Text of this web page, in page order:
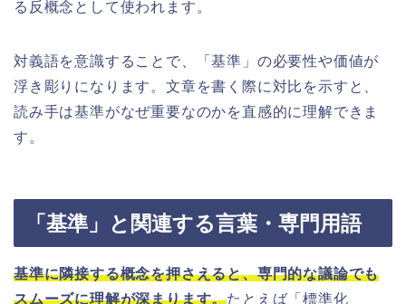
る反概念として使われます。
対義語を意識することで、「基準」の必要性や価値が
浮き彫りになります。文章を書く際に対比を示すと、
読み手は基準がなぜ重要なのかを直感的に理解できま
す。
「基準」と関連する言葉・専門用語
基準に隣接する概念を押さえると、専門的な議論でも
スムーズに理解が深まります。たとえば「標準化